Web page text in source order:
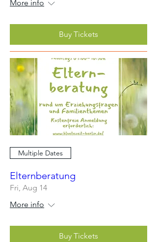
More info
Buy Tickets
Multiple Dates
Elternberatung
Fri, Aug 14
More info
Buy Tickets